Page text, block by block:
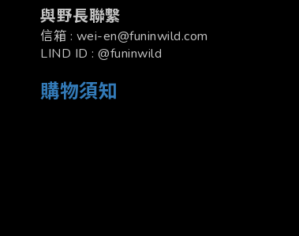
與野長聯繫
信箱 : wei-en@funinwild.com
LIND ID : @funinwild
購物須知